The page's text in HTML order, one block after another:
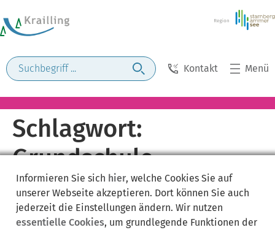
Kontakt Menü
Schlagwort:
Grundschule
Informieren Sie sich hier, welche Cookies Sie auf
unserer Webseite akzeptieren. Dort können Sie auch
jederzeit die Einstellungen ändern. Wir nutzen
essentielle Cookies, um grundlegende Funktionen der